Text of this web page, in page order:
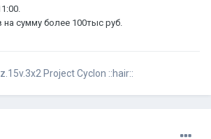
на сумму более 100тыс руб.
Project Cyclon ::hair::